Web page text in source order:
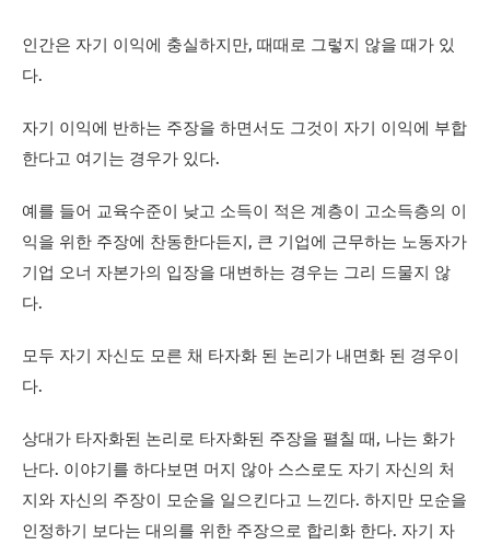
인간은 자기 이익에 충실하지만, 때때로 그렇지 않을 때가 있
다.
자기 이익에 반하는 주장을 하면서도 그것이 자기 이익에 부합
한다고 여기는 경우가 있다.
예를 들어 교육수준이 낮고 소득이 적은 계층이 고소득층의 이
익을 위한 주장에 찬동한다든지, 큰 기업에 근무하는 노동자가
기업 오너 자본가의 입장을 대변하는 경우는 그리 드물지 않
다.
모두 자기 자신도 모른 채 타자화 된 논리가 내면화 된 경우이
다.
상대가 타자화된 논리로 타자화된 주장을 펼칠 때, 나는 화가
난다. 이야기를 하다보면 머지 않아 스스로도 자기 자신의 처
지와 자신의 주장이 모순을 일으킨다고 느낀다. 하지만 모순을
인정하기 보다는 대의를 위한 주장으로 합리화 한다. 자기 자